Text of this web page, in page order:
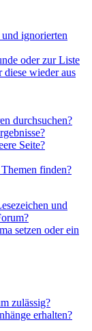
ignorierten
oder zur Liste
wieder aus
durchsuchen?
Seite?
finden?
und
setzen oder ein
zulässig?
erhalten?